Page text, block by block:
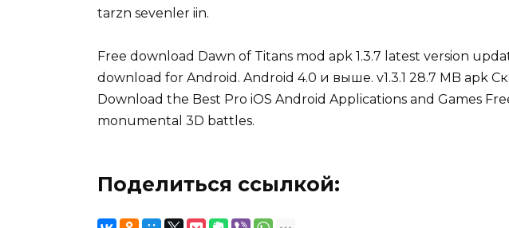
tarzn sevenler iin.
Free download Dawn of Titans mod apk 1.3.7 latest version
download for Android. Android 4.0 и выше. v1.3.1 28.7 MB apk
Download the Best Pro iOS Android Applications and Games
monumental 3D battles.
Поделиться ссылкой: